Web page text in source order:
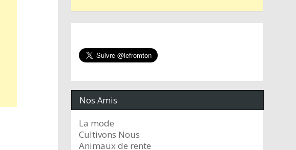
Nos Amis
La mode
Cultivons Nous
Animaux de rente